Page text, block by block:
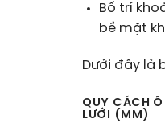
Bố trí
bề mặt
Dưới đây là
QUY CÁCH Ô
LƯỚI (MM)